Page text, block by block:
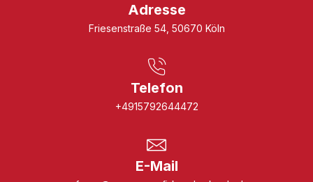
Adresse
Friesenstraße 54, 50670 Köln
Telefon
+4915792644472
E-Mail